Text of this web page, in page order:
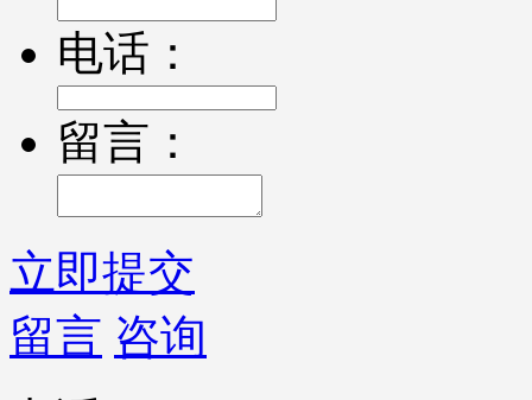
电话：
留言：
立即提交
留言 咨询